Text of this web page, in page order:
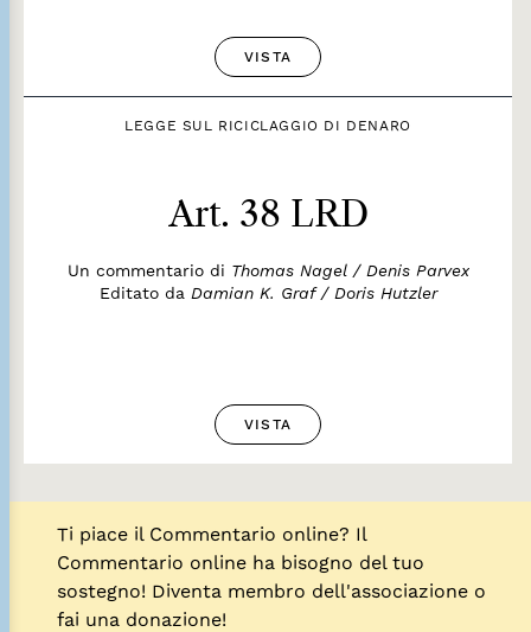
VISTA
LEGGE SUL RICICLAGGIO DI DENARO
Art. 38 LRD
Un commentario di Thomas Nagel / Denis Parvex
Editato da Damian K. Graf / Doris Hutzler
VISTA
Ti piace il Commentario online? Il
Commentario online ha bisogno del tuo
sostegno! Diventa membro dell'associazione o
fai una donazione!